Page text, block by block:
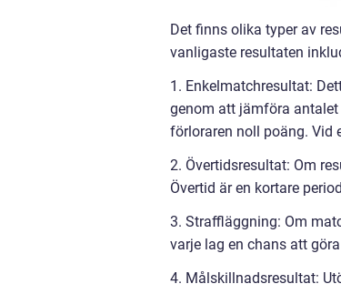
Det finns olika typer av
vanligaste resultaten
1. Enkelmatchresultat:
genom att jämföra
förloraren noll poäng. Vid
2. Övertidsresultat: Om
Övertid är en kortare
3. Straffläggning: Om
varje lag en chans att
4. Målskillnadsresultat: